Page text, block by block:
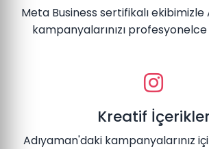
Meta Business sertifikalı ekibimizle
kampanyalarınızı
Kreatif İçerikler
Adıyaman'daki kampanyalarınız